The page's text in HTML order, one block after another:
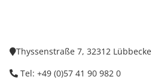
Thyssenstraße 7, 32312 Lübbecke
Tel: +49 (0)57 41 90 982 0